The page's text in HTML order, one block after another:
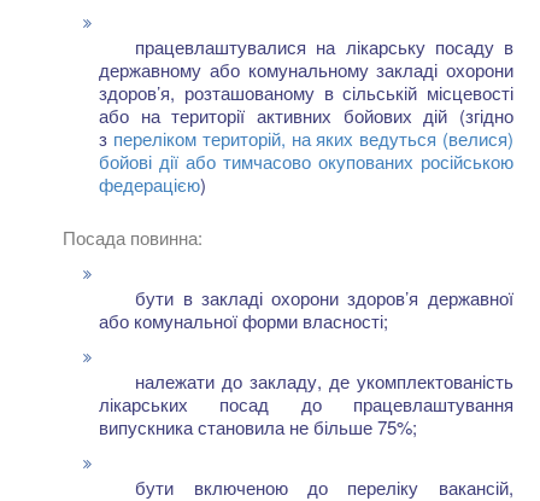
працевлаштувалися на лікарську посаду в
державному або комунальному закладі охорони
здоров’я, розташованому в сільській місцевості
або на території активних бойових дій (згідно
з переліком територій, на яких ведуться (велися)
бойові дії або тимчасово окупованих російською
федерацією)
Посада повинна:
бути в закладі охорони здоров’я державної
або комунальної форми власності;
належати до закладу, де укомплектованість
лікарських посад до працевлаштування
випускника становила не більше 75%;
бути включеною до переліку вакансій,